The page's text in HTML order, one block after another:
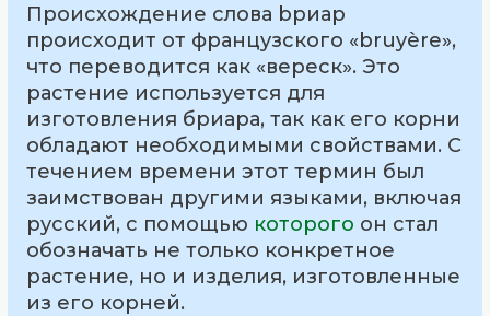
Происхождение слова bриар
происходит от французского «bruyère»,
что переводится как «вереск». Это
растение используется для
изготовления бриара, так как его корни
обладают необходимыми свойствами. С
течением времени этот термин был
заимствован другими языками, включая
русский, с помощью которого он стал
обозначать не только конкретное
растение, но и изделия, изготовленные
из его корней.